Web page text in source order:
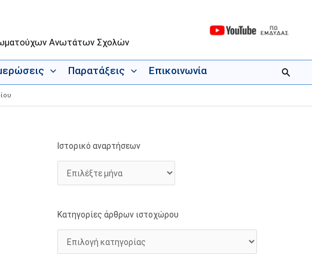
Ανωτάτων Σχολών
Παρατάξεις Επικοινωνία
Ιστορικό αναρτήσεων
Ι
σ
ρ
ι
Κατηγορίες άρθρων ιστοχώρου
Κ
α
γ
ο